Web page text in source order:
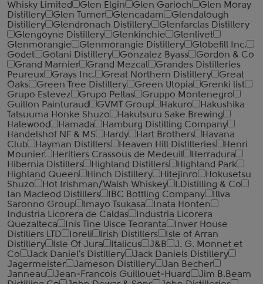
Whisky Limited
Glen Elgin Glen Garioch
Glen Moray
Distillery
Glen Turner Glencadam
Glendalough
Distillery
Glendronach Distillery
Glenfarclas Distillery
Glengoyne Distillery
Glenkinchie
Glenlivet
Glenmorangie
Glenmorangie Distillery
Globefill Inc.
Godet
Golani Distillery Gonzalez Byass
Gordon & Co
Grand Marnier
Grand Mezcal
Grandes Distilleries
Peureux
Grays Inc. Great Northern Distillery
Great
Oaks
Green Tree Distillery Green Utopia
Grenki list
Grupo Estevez
Grupo Pellas
Gruppo Montenegro
Guillon Painturaud
GVMT Group Hakuro
Hakushika
Tatsuuma Honke Shuzo
Hakutsuru Sake Brewing
Halewood
Hamada
Hamburg Distilling Company
Handelshof NF & MS
Hardy Hart Brothers
Havana
Club
Hayman Distillers Heaven Hill Distilleries
Henri
Mounier
Heritiers Crassous de Medeuil
Herradura
Hibernia Distillers
Highland Distillers
Highland Park
Highland Queen
Hinch Distillery Hitejinro
Hokusetsu
Shuzo
Hot Irishman/Walsh Whiskey
I.Distilling & Co
Ian Macleod Distillers
IBC Bottling Company
Illva
Saronno Group
Imayo Tsukasa
Inata Honten
Industria Licorera de Caldas
Industria Licorera
Quezalteca
Inis Tine Uisce Teoranta
Inver House
Distillers LTD
Ioreli Irish Distillers
Isle of Arran
Distillery
Isle Of Jura Italicus J&B
J. G. Monnet et
Co
Jack Daniel's Distillery
Jack Daniels Distillery
Jagermeister
Jameson Distillery
Jan Becher
Janneau
Jean-Francois Guillouet-Huard
Jim B.Beam